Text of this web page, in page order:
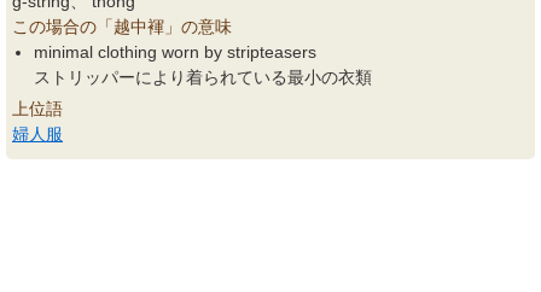
この場合の「越中褌」の意味
minimal clothing worn by stripteasers
ストリッパーにより着られている最小の衣類
上位語
婦人服